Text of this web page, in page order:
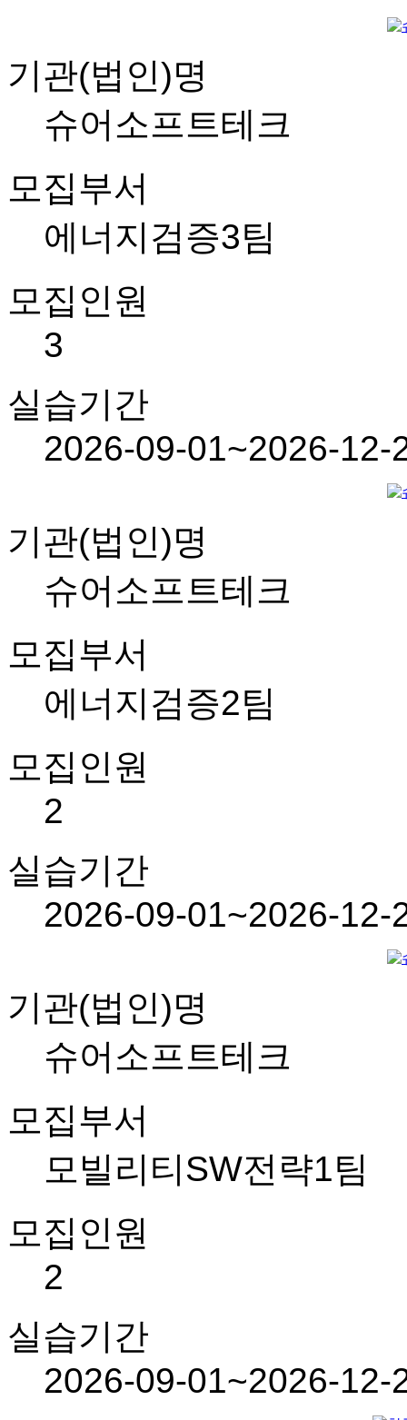
기관(법인)명
슈어소프트테크
모집부서
에너지검증3팀
모집인원
3
실습기간
2026-09-01~2026-12-
기관(법인)명
슈어소프트테크
모집부서
에너지검증2팀
모집인원
2
실습기간
2026-09-01~2026-12-
기관(법인)명
슈어소프트테크
모집부서
모빌리티SW전략1팀
모집인원
2
실습기간
2026-09-01~2026-12-